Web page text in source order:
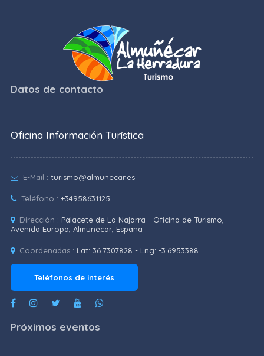
Datos de contacto
Oficina Información Turística
E-Mail : turismo@almunecar.es
Teléfono : +34958631125
Dirección : Palacete de La Najarra - Oficina de Turismo,
Avenida Europa, Almuñécar, España
Coordenadas : Lat: 36.7307828 - Lng: -3.6953388
Teléfonos de interés
Próximos eventos